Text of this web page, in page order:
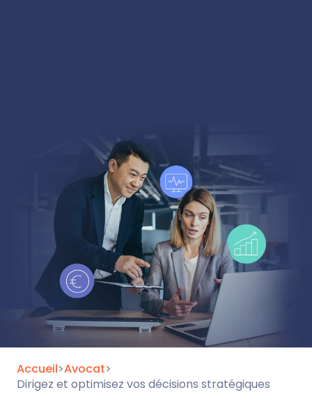
Accueil>Avocat>
Dirigez et optimisez vos décisions stratégiques